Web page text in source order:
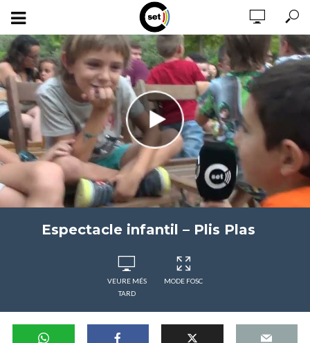
Espectacle infantil – Plis Plas
VEURE MÉS
TARD
MODE FOSC